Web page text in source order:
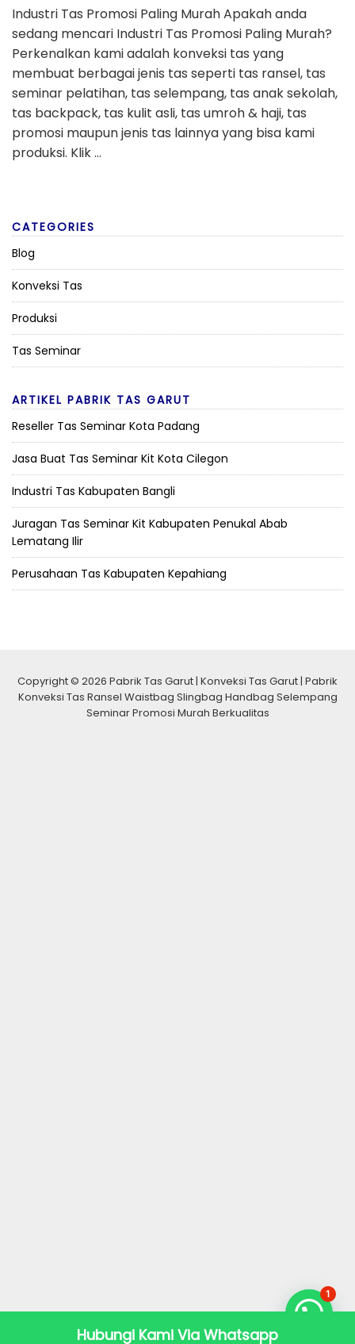
Industri Tas Promosi Paling Murah Apakah anda
sedang mencari Industri Tas Promosi Paling Murah?
Perkenalkan kami adalah konveksi tas yang
membuat berbagai jenis tas seperti tas ransel, tas
seminar pelatihan, tas selempang, tas anak sekolah,
tas backpack, tas kulit asli, tas umroh & haji, tas
promosi maupun jenis tas lainnya yang bisa kami
produksi. Klik …
Hubungi Kami Via Whatsapp
CATEGORIES
Blog
Konveksi Tas
Produksi
Tas Seminar
ARTIKEL PABRIK TAS GARUT
Reseller Tas Seminar Kota Padang
Jasa Buat Tas Seminar Kit Kota Cilegon
Industri Tas Kabupaten Bangli
Juragan Tas Seminar Kit Kabupaten Penukal Abab
Lematang Ilir
Perusahaan Tas Kabupaten Kepahiang
Copyright © 2026 Pabrik Tas Garut | Konveksi Tas Garut | Pabrik
Konveksi Tas Ransel Waistbag Slingbag Handbag Selempang
Seminar Promosi Murah Berkualitas
1